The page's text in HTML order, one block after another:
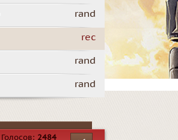
rand
rec
rand
rand
Голосов: 2484